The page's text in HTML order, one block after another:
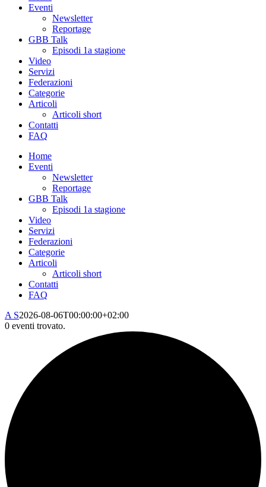
Eventi
Newsletter
Reportage
GBB Talk
Episodi 1a stagione
Video
Servizi
Federazioni
Categorie
Articoli
Articoli short
Contatti
FAQ
Home
Eventi
Newsletter
Reportage
GBB Talk
Episodi 1a stagione
Video
Servizi
Federazioni
Categorie
Articoli
Articoli short
Contatti
FAQ
A S2026-08-06T00:00:00+02:00
0 eventi trovato.